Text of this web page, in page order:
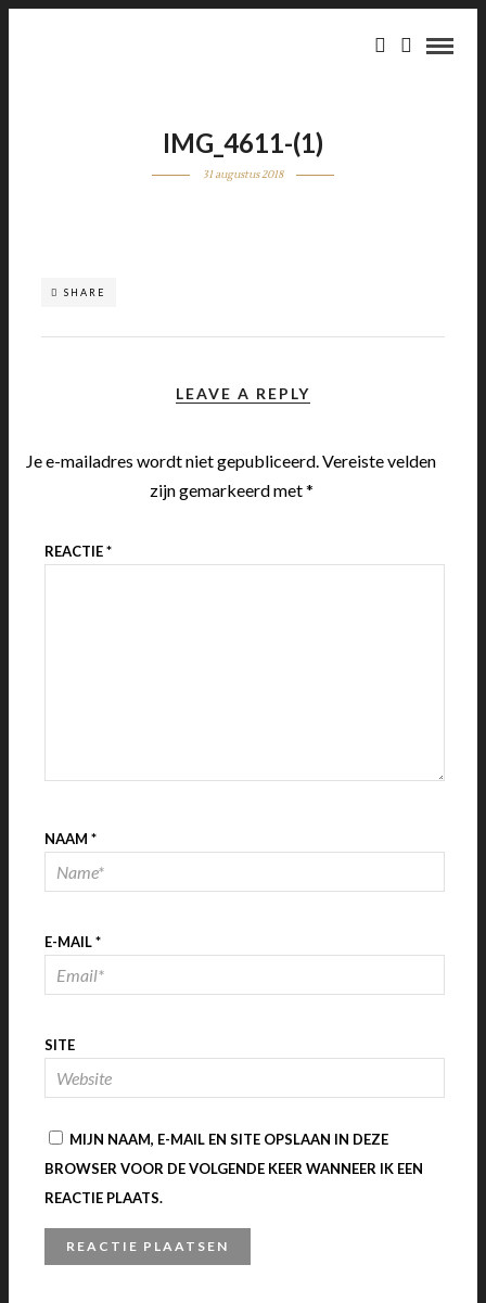
IMG_4611-(1)
31 augustus 2018
SHARE
LEAVE A REPLY
Je e-mailadres wordt niet gepubliceerd.Vereiste velden
zijn gemarkeerd met*
REACTIE*
NAAM *
E-MAIL*
SITE
MIJN NAAM, E-MAIL EN SITE OPSLAAN IN DEZE
BROWSER VOOR DE VOLGENDE KEER WANNEER IK EEN
REACTIE PLAATS.